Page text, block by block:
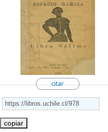
citar
copiar